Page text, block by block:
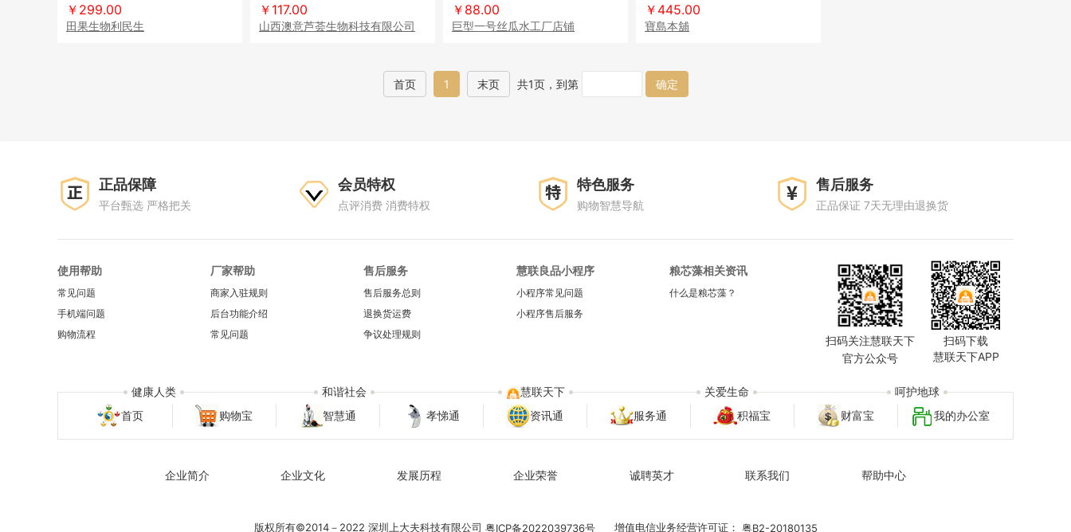
￥299.00
田果生物利民生
￥117.00
山西澳意芦荟生物科技有限公司
￥88.00
巨型一号丝瓜水工厂店铺
￥445.00
寶島本舖
首页 1 末页 共1页，到第 确定
正品保障
平台甄选 严格把关
会员特权
点评消费 消费特权
特色服务
购物智慧导航
售后服务
正品保证 7天无理由退换货
使用帮助
常见问题
手机端问题
购物流程
厂家帮助
商家入驻规则
后台功能介绍
常见问题
售后服务
售后服务总则
退换货运费
争议处理规则
慧联良品小程序
小程序常见问题
小程序售后服务
粮芯藻相关资讯
什么是粮芯藻？
扫码关注慧联天下
官方公众号
扫码下载
慧联天下APP
首页 购物宝 智慧通 孝悌通 资讯通 服务通 积福宝 财富宝 我的办公室
健康人类 和谐社会 慧联天下 关爱生命 呵护地球
企业简介 企业文化 发展历程 企业荣誉 诚聘英才 联系我们 帮助中心
版权所有©2014－2022 深圳上大夫科技有限公司 粤ICP备2022039736号 增值电信业务经营许可证： 粤B2-20180135